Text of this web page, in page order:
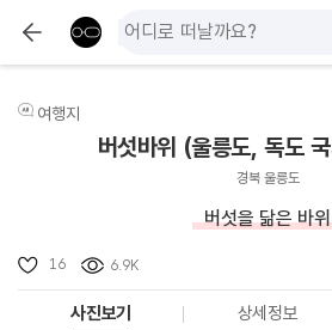
여행지
버섯바위 (울릉도, 독도
경북 울릉도
버섯을 닮은 바위
16 6.9K
사진보기 상세정보